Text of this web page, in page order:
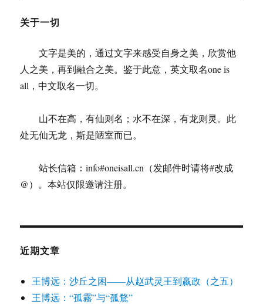
关于一切
文字是美的，通过文字来感受自身之美，欣赏他
人之美，再到融合之美。鉴于此意，英文取名one is
all，中文取名一切。
山不在高，有仙则名；水不在深，有龙则灵。此
处无仙无龙，斯是陋室而已。
站长信箱：info#oneisall.cn（发邮件时请将#改成
@）。本站仅限邀请注册。
近期文章
王博远：沙丘之困——从赵武灵王到嬴政（之五）
王博远：“孤霧”与“孤鶩”